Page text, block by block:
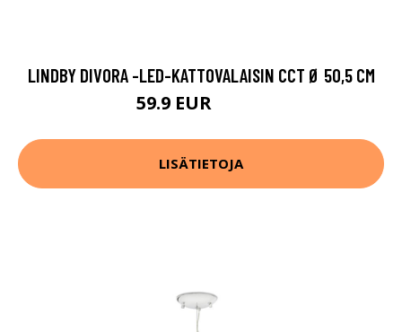
LINDBY DIVORA -LED-KATTOVALAISIN CCT Ø 50,5 CM
59.9 EUR
LISÄTIETOJA